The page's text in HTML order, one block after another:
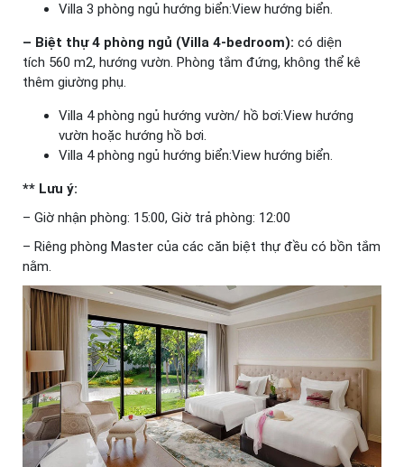
Villa 3 phòng ngủ hướng biển:View hướng biển.
– Biệt thự 4 phòng ngủ (Villa 4-bedroom): có diện
tích 560 m2, hướng vườn. Phòng tắm đứng, không thể kê
thêm giường phụ.
Villa 4 phòng ngủ hướng vườn/ hồ bơi:View hướng
vườn hoặc hướng hồ bơi.
Villa 4 phòng ngủ hướng biển:View hướng biển.
** Lưu ý:
– Giờ nhận phòng: 15:00, Giờ trả phòng: 12:00
– Riêng phòng Master của các căn biệt thự đều có bồn tắm
nằm.